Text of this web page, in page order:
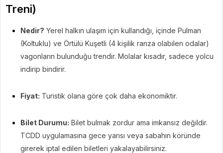
Treni)
Nedir? Yerel halkın ulaşım için kullandığı, içinde Pulman
(Koltuklu) ve Örtülü Kuşetli (4 kişilik ranza olabilen odalar)
vagonların bulunduğu trendir. Molalar kısadır, sadece yolcu
indirip bindirir.
Fiyat: Turistik olana göre çok daha ekonomiktir.
Bilet Durumu: Bilet bulmak zordur ama imkansız değildir.
TCDD uygulamasına gece yarısı veya sabahın köründe
girerek iptal edilen biletleri yakalayabilirsiniz.